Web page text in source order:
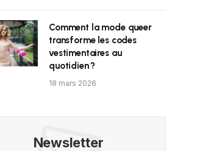
Comment la mode queer
transforme les codes
vestimentaires au
quotidien ?
18 mars 2026
Newsletter